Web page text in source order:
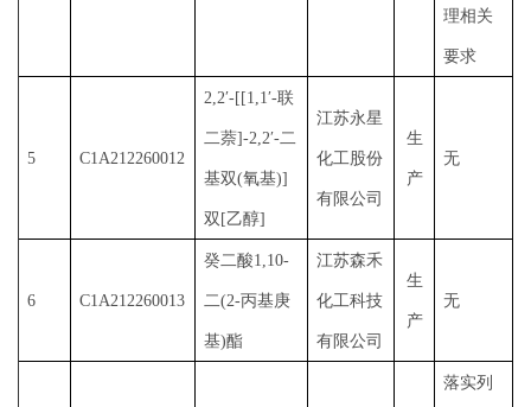
理相关
要求
5 C1A212260012
2,2′-[[1,1′-联
二萘]-2,2′-二
基双(氧基)]
双[乙醇]
江苏永星
化工股份
有限公司
生
产
无
6 C1A212260013
癸二酸1,10-
二(2-丙基庚
基)酯
江苏森禾
化工科技
有限公司
生
产
无
落实列